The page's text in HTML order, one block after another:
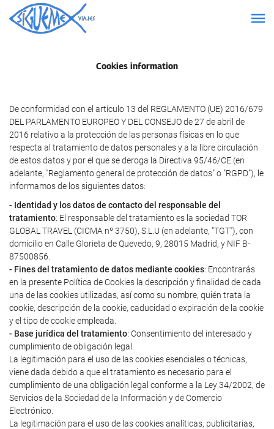
Cookies information
De conformidad con el artículo 13 del REGLAMENTO (UE) 2016/679
DEL PARLAMENTO EUROPEO Y DEL CONSEJO de 27 de abril de
2016 relativo a la protección de las personas físicas en lo que
respecta al tratamiento de datos personales y a la libre circulación
de estos datos y por el que se deroga la Directiva 95/46/CE (en
adelante, "Reglamento general de protección de datos" o "RGPD"), le
informamos de los siguientes datos:
- Identidad y los datos de contacto del responsable del
tratamiento: El responsable del tratamiento es la sociedad TOR
GLOBAL TRAVEL (CICMA nº 3750), S.L.U (en adelante, "TGT"), con
domicilio en Calle Glorieta de Quevedo, 9, 28015 Madrid, y NIF B-
87500856.
- Fines del tratamiento de datos mediante cookies: Encontrarás
en la presente Política de Cookies la descripción y finalidad de cada
una de las cookies utilizadas, así como su nombre, quién trata la
cookie, descripción de la cookie, caducidad o expiración de la cookie
y el tipo de cookie empleada.
- Base jurídica del tratamiento: Consentimiento del interesado y
cumplimiento de obligación legal.
La legitimación para el uso de las cookies esenciales o técnicas,
viene dada debido a que el tratamiento es necesario para el
cumplimiento de una obligación legal conforme a la Ley 34/2002, de
Servicios de la Sociedad de la Información y de Comercio
Electrónico.
La legitimación para el uso de las cookies analíticas, publicitarias,